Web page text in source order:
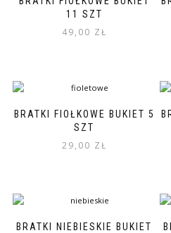
11 SZT
49,00 ZŁ
BRATKI FIOŁKOWE BUKIET 5
SZT
29,00 ZŁ
BRATKI NIEBIESKIE BUKIET